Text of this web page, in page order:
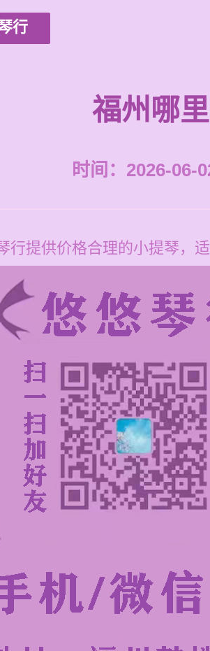
行
福州哪
时间：2026-06-
行提供价格合理的小提琴，